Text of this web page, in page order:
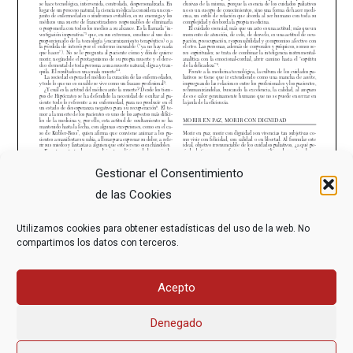
Gestionar el Consentimiento
de las Cookies
Utilizamos cookies para obtener estadísticas del uso de la web. No
compartimos los datos con terceros.
Acepto
Denegado